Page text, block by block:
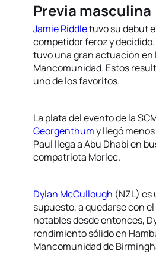
Previa masculina
Jamie Riddletuvo su debut
competidor feroz y
tuvo una gran actuación en
Mancomunidad. Estos
uno de los favoritos.
La plata del evento de la
Georgenthumy llegó
Paul llega a Abu Dhabi en
compatriota Morlec.
Dylan McCullough (NZL) es
supuesto, a quedarse con
notables desde entonces,
rendimiento sólido en
Mancomunidad de